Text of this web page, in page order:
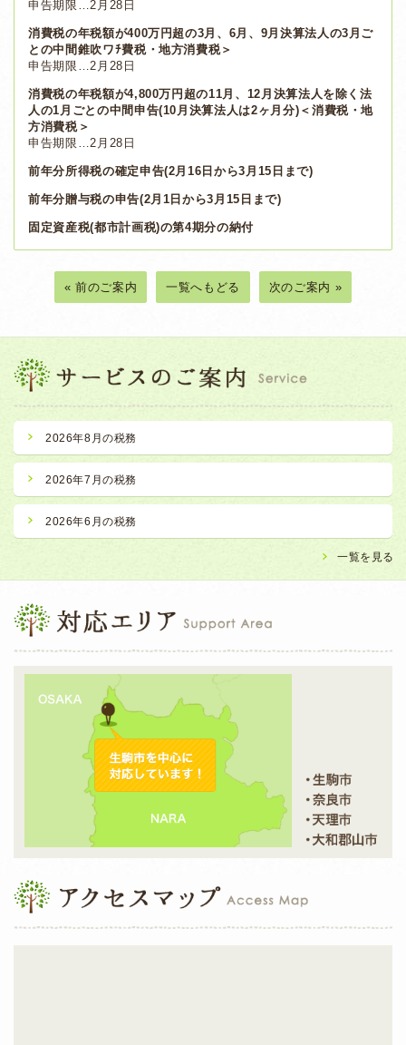
申告期限…2月28日
消費税の年税額が400万円超の3月、6月、9月決算法人の3月ご
との中間錐吹ワﾁ費税・地方消費税＞
申告期限…2月28日
消費税の年税額が4,800万円超の11月、12月決算法人を除く法
人の1月ごとの中間申告(10月決算法人は2ヶ月分)＜消費税・地
方消費税＞
申告期限…2月28日
前年分所得税の確定申告(2月16日から3月15日まで)
前年分贈与税の申告(2月1日から3月15日まで)
固定資産税(都市計画税)の第4期分の納付
« 前のご案内 一覧へもどる 次のご案内 »
2026年8月の税務
2026年7月の税務
2026年6月の税務
一覧を見る